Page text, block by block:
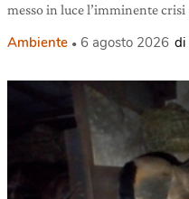
messo in luce l’imminente
Ambiente 6 agosto 2026 di